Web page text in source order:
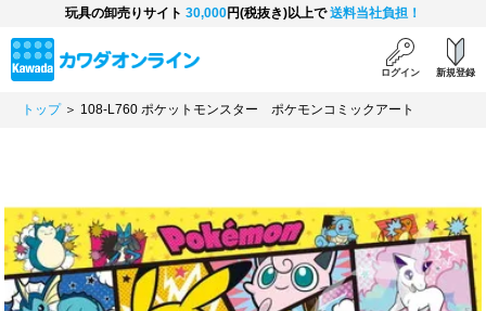
玩具の卸売りサイト 30,000円(税抜き)以上で送料当社負担！
ログイン 新規登録
トップ＞ 108-L760 ポケットモンスター ポケモンコミックアート